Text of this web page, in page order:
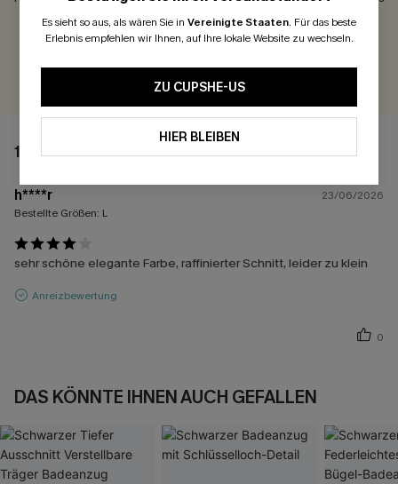
300 Punkte für Ihre Bewertung!
BEWERTEN
1 BEWERTUNG
h****r
23/06/2026
Bestellte Größen: L
sehr schöne elegante Farbe, raffinierter Schnitt, leider zu klein
Anreizbewertung
0
DAS KÖNNTE IHNEN AUCH GEFALLEN
Es sieht so aus, als wären Sie in Vereinigte Staaten. Für das beste
Erlebnis empfehlen wir Ihnen, auf Ihre lokale Website zu wechseln.
ZU CUPSHE-US
HIER BLEIBEN